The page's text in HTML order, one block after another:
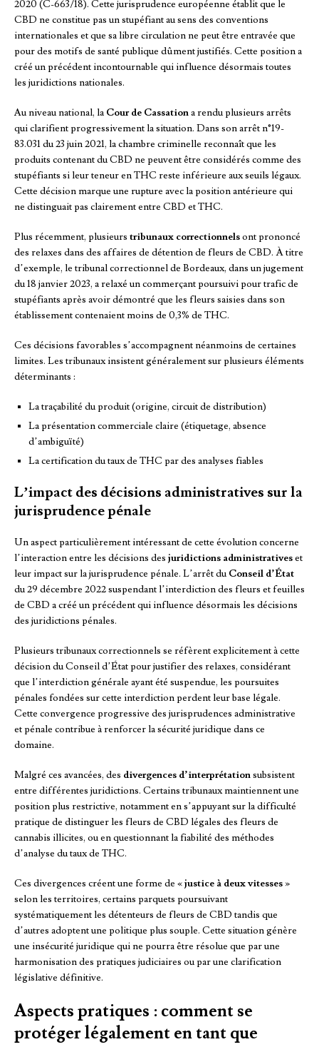
2020 (C-663/18). Cette jurisprudence européenne établit que le
CBD ne constitue pas un stupéfiant au sens des conventions
internationales et que sa libre circulation ne peut être entravée que
pour des motifs de santé publique dûment justifiés. Cette position a
créé un précédent incontournable qui influence désormais toutes
les juridictions nationales.
Au niveau national, la Cour de Cassationa rendu plusieurs arrêts
qui clarifient progressivement la situation. Dans son arrêt n°19-
83.031 du 23 juin 2021, la chambre criminelle reconnaît que les
produits contenant du CBD ne peuvent être considérés comme des
stupéfiants si leur teneur en THC reste inférieure aux seuils légaux.
Cette décision marque une rupture avec la position antérieure qui
ne distinguait pas clairement entre CBD et THC.
Plus récemment, plusieurs tribunaux correctionnelsont prononcé
des relaxes dans des affaires de détention de fleurs de CBD. À titre
d’exemple, le tribunal correctionnel de Bordeaux, dans un jugement
du 18 janvier 2023, a relaxé un commerçant poursuivi pour trafic de
stupéfiants après avoir démontré que les fleurs saisies dans son
établissement contenaient moins de 0,3% de THC.
Ces décisions favorables s’accompagnent néanmoins de certaines
limites. Les tribunaux insistent généralement sur plusieurs éléments
déterminants :
La traçabilité du produit (origine, circuit de distribution)
La présentation commerciale claire (étiquetage, absence
d’ambiguïté)
La certification du taux de THC par des analyses fiables
L’impact des décisions administratives sur la
jurisprudence pénale
Un aspect particulièrement intéressant de cette évolution concerne
l’interaction entre les décisions des juridictions administrativeset
leur impact sur la jurisprudence pénale. L’arrêt duConseil d’État
du 29 décembre 2022 suspendant l’interdiction des fleurs et feuilles
de CBD a créé un précédent qui influence désormais les décisions
des juridictions pénales.
Plusieurs tribunaux correctionnels se réfèrent explicitement à cette
décision du Conseil d’État pour justifier des relaxes, considérant
que l’interdiction générale ayant été suspendue, les poursuites
pénales fondées sur cette interdiction perdent leur base légale.
Cette convergence progressive des jurisprudences administrative
et pénale contribue à renforcer la sécurité juridique dans ce
domaine.
Malgré ces avancées, des divergences d’interprétationsubsistent
entre différentes juridictions. Certains tribunaux maintiennent une
position plus restrictive, notamment en s’appuyant sur la difficulté
pratique de distinguer les fleurs de CBD légales des fleurs de
cannabis illicites, ou en questionnant la fiabilité des méthodes
d’analyse du taux de THC.
Ces divergences créent une forme de «justice à deux vitesses»
selon les territoires, certains parquets poursuivant
systématiquement les détenteurs de fleurs de CBD tandis que
d’autres adoptent une politique plus souple. Cette situation génère
une insécurité juridique qui ne pourra être résolue que par une
harmonisation des pratiques judiciaires ou par une clarification
législative définitive.
Aspects pratiques : comment se
protéger légalement en tant que